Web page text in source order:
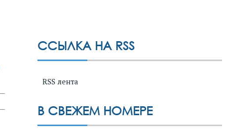
ССЫЛКА НА RSS
RSS лента
В СВЕЖЕМ НОМЕРЕ